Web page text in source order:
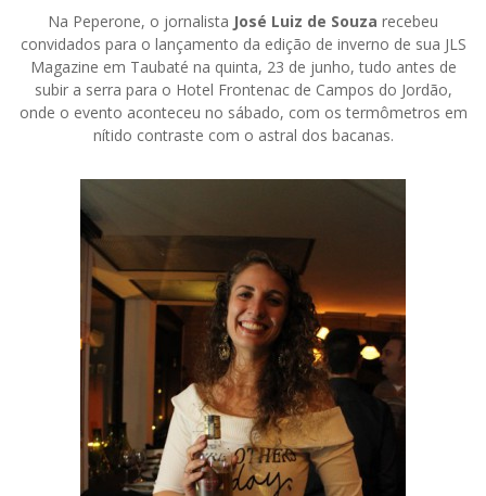
Na Peperone, o jornalista José Luiz de Souza recebeu
convidados para o lançamento da edição de inverno de sua JLS
Magazine em Taubaté na quinta, 23 de junho, tudo antes de
subir a serra para o Hotel Frontenac de Campos do Jordão,
onde o evento aconteceu no sábado, com os termômetros em
nítido contraste com o astral dos bacanas.